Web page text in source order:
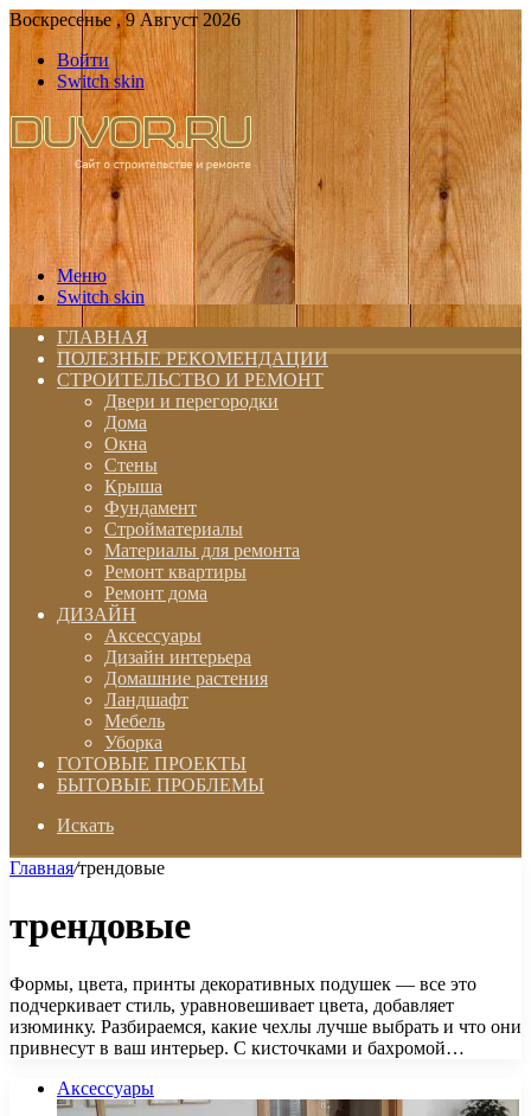
Воскресенье , 9 Август 2026
Войти
Switch skin
Меню
Switch skin
ГЛАВНАЯ
ПОЛЕЗНЫЕ РЕКОМЕНДАЦИИ
СТРОИТЕЛЬСТВО И РЕМОНТ
Двери и перегородки
Дома
Окна
Стены
Крыша
Фундамент
Стройматериалы
Материалы для ремонта
Ремонт квартиры
Ремонт дома
ДИЗАЙН
Аксессуары
Дизайн интерьера
Домашние растения
Ландшафт
Мебель
Уборка
ГОТОВЫЕ ПРОЕКТЫ
БЫТОВЫЕ ПРОБЛЕМЫ
Искать
Главная/трендовые
трендовые
Формы, цвета, принты декоративных подушек — все это
подчеркивает стиль, уравновешивает цвета, добавляет
изюминку. Разбираемся, какие чехлы лучше выбрать и что они
привнесут в ваш интерьер. С кисточками и бахромой…
Аксессуары